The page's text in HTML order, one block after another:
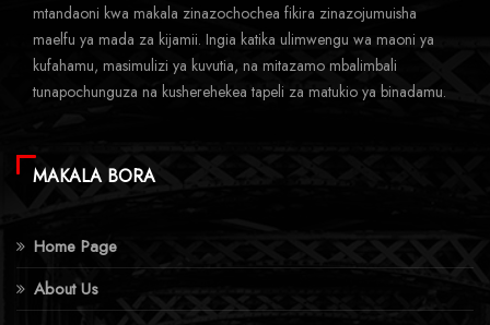
mtandaoni kwa makala zinazochochea fikira zinazojumuisha
maelfu ya mada za kijamii. Ingia katika ulimwengu wa maoni ya
kufahamu, masimulizi ya kuvutia, na mitazamo mbalimbali
tunapochunguza na kusherehekea tapeli za matukio ya binadamu.
MAKALA BORA
Home Page
About Us